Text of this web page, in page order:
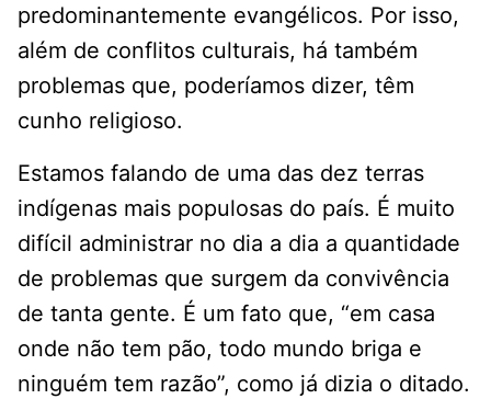
predominantemente evangélicos. Por isso,
além de conflitos culturais, há também
problemas que, poderíamos dizer, têm
cunho religioso.
Estamos falando de uma das dez terras
indígenas mais populosas do país. É muito
difícil administrar no dia a dia a quantidade
de problemas que surgem da convivência
de tanta gente. É um fato que, “em casa
onde não tem pão, todo mundo briga e
ninguém tem razão”, como já dizia o ditado.